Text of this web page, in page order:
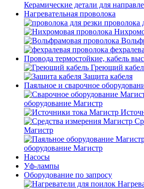
Керамические детали для
Нагревательная проволока
проволока
Провода термостойкие, кабель
Греющий
Защита кабеля
Паяльное и сварочное
оборудование Магистр
Магистр
оборудование Магистр
Насосы
Уф-лампы
Оборудование по запросу